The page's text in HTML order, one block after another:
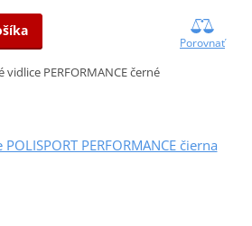
Porovnať
PERFORMANCE černé
PERFORMANCE čierna